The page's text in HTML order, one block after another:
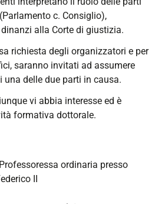
c. Consiglio),
alla Corte di giustizia.
richiesta degli organizzatori e per
saranno invitati ad assumere
delle due parti in causa.
vi abbia interesse ed è
formativa dottorale.
ordinaria presso
II